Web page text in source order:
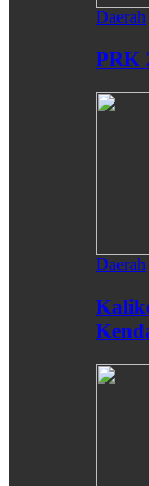
Daerah
PRK
Daerah